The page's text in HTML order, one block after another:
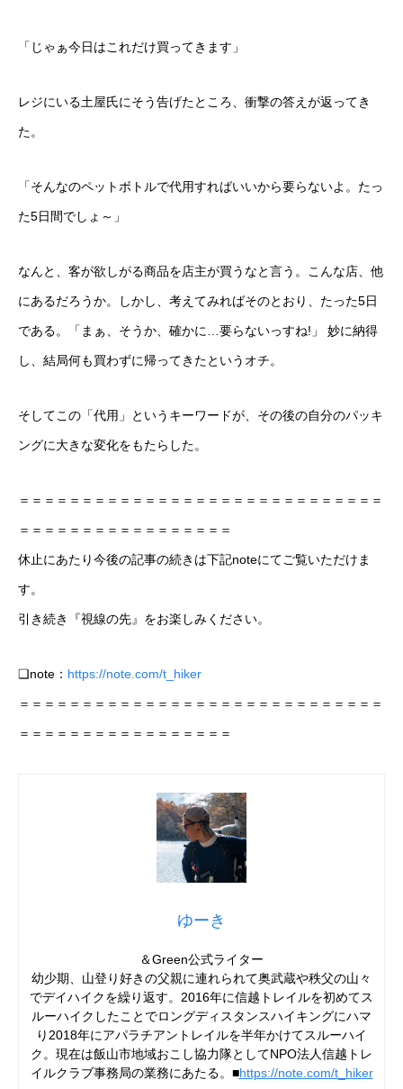
「じゃぁ今日はこれだけ買ってきます」
レジにいる土屋氏にそう告げたところ、衝撃の答えが返ってき
た。
「そんなのペットボトルで代用すればいいから要らないよ。たっ
た5日間でしょ～」
なんと、客が欲しがる商品を店主が買うなと言う。こんな店、他
にあるだろうか。しかし、考えてみればそのとおり、たった5日
である。「まぁ、そうか、確かに…要らないっすね!」 妙に納得
し、結局何も買わずに帰ってきたというオチ。
そしてこの「代用」というキーワードが、その後の自分のパッキ
ングに大きな変化をもたらした。
＝＝＝＝＝＝＝＝＝＝＝＝＝＝＝＝＝＝＝＝＝＝＝＝＝＝＝＝＝
＝＝＝＝＝＝＝＝＝＝＝＝＝＝＝＝＝
休止にあたり今後の記事の続きは下記noteにてご覧いただけま
す。
引き続き『視線の先』をお楽しみください。
❏note： https://note.com/t_hiker
＝＝＝＝＝＝＝＝＝＝＝＝＝＝＝＝＝＝＝＝＝＝＝＝＝＝＝＝＝
＝＝＝＝＝＝＝＝＝＝＝＝＝＝＝＝＝
ゆーき
＆Green公式ライター
幼少期、山登り好きの父親に連れられて奥武蔵や秩父の山々
でデイハイクを繰り返す。2016年に信越トレイルを初めてス
ルーハイクしたことでロングディスタンスハイキングにハマ
り2018年にアパラチアントレイルを半年かけてスルーハイ
ク。現在は飯山市地域おこし協力隊としてNPO法人信越トレ
イルクラブ事務局の業務にあたる。■https://note.com/t_hiker